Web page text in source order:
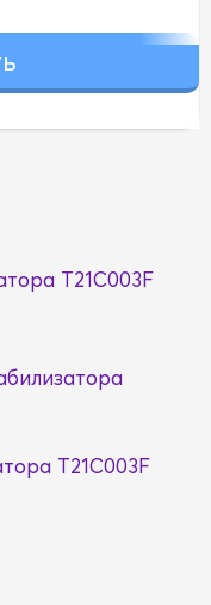
T21C003F
T21C003F